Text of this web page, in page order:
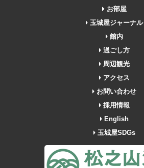
お部屋
玉城屋ジャーナル
館内
過ごし方
周辺観光
アクセス
お問い合わせ
採用情報
English
玉城屋SDGs